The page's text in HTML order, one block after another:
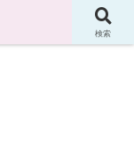
検索